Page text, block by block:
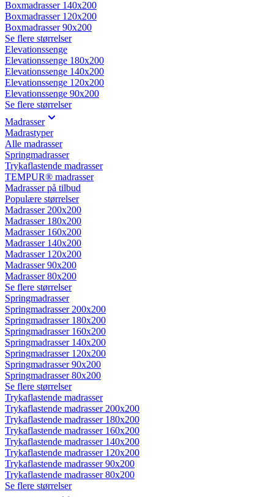
Boxmadrasser 140x200
Boxmadrasser 120x200
Boxmadrasser 90x200
Se flere størrelser
Elevationssenge
Elevationssenge 180x200
Elevationssenge 140x200
Elevationssenge 120x200
Elevationssenge 90x200
Se flere størrelser
Madrasser
Madrastyper
Alle madrasser
Springmadrasser
Trykaflastende madrasser
TEMPUR® madrasser
Madrasser på tilbud
Populære størrelser
Madrasser 200x200
Madrasser 180x200
Madrasser 160x200
Madrasser 140x200
Madrasser 120x200
Madrasser 90x200
Madrasser 80x200
Se flere størrelser
Springmadrasser
Springmadrasser 200x200
Springmadrasser 180x200
Springmadrasser 160x200
Springmadrasser 140x200
Springmadrasser 120x200
Springmadrasser 90x200
Springmadrasser 80x200
Se flere størrelser
Trykaflastende madrasser
Trykaflastende madrasser 200x200
Trykaflastende madrasser 180x200
Trykaflastende madrasser 160x200
Trykaflastende madrasser 140x200
Trykaflastende madrasser 120x200
Trykaflastende madrasser 90x200
Trykaflastende madrasser 80x200
Se flere størrelser